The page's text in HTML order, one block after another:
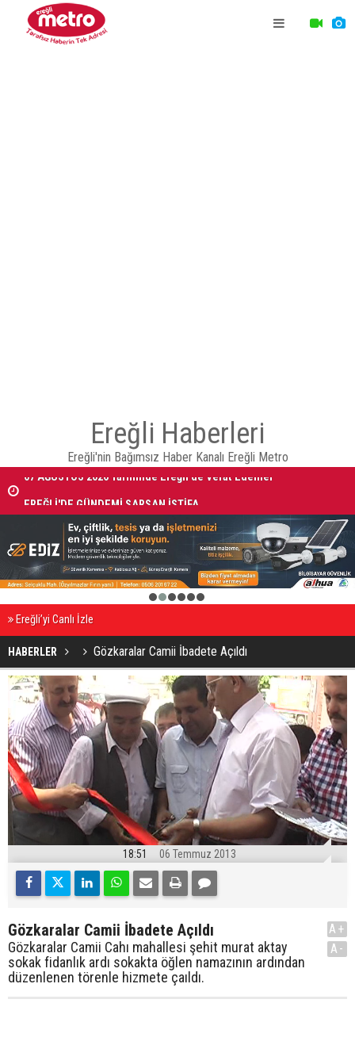
Ereğli Haberleri
Ereğli'nin Bağımsız Haber Kanalı Ereğli Metro
07 AĞUSTOS 2026 Tarihinde Ereğli’de Vefat Edenler
2 3 4 5 6
Ereğli’yi Canlı İzle
HABERLER Gözkaralar Camii İbadete Açıldı
18:51 06 Temmuz 2013
Gözkaralar Camii İbadete Açıldı
Gözkaralar Camii Cahı mahallesi şehit murat aktay
sokak fidanlık ardı sokakta öğlen namazının ardından
düzenlenen törenle hizmete çaıldı.
A+
A-